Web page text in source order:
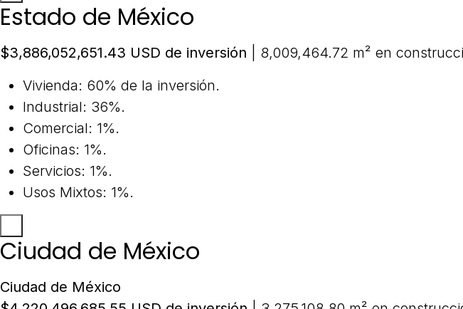
Estado de México
$3,886,052,651.43 USD de inversión | 8,009,464.72 m² en
Vivienda: 60% de la inversión.
Industrial: 36%.
Comercial: 1%.
Oficinas: 1%.
Servicios: 1%.
Usos Mixtos: 1%.
Ciudad de México
Ciudad de México